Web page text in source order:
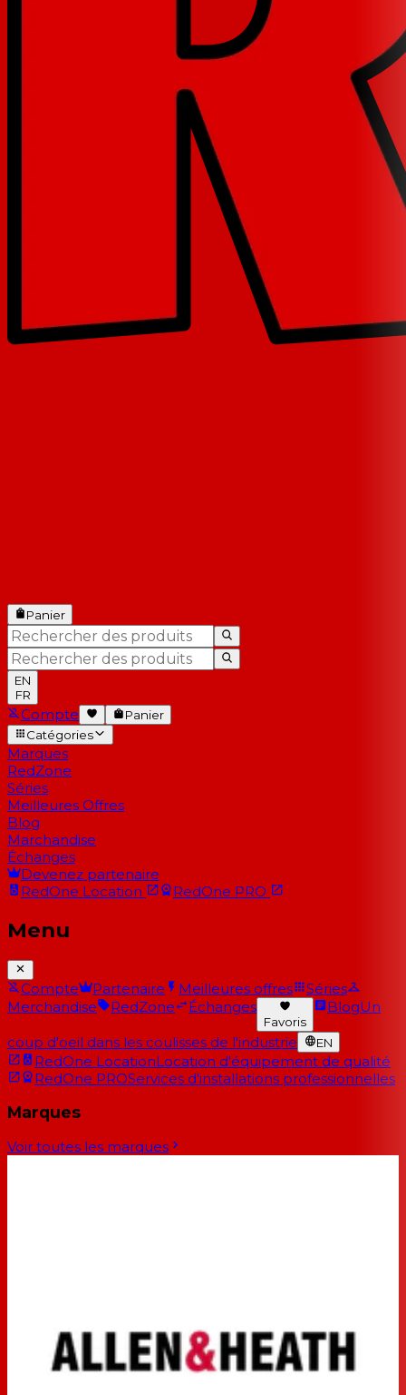
Panier
EN
FR
Compte
Panier
Catégories
Marques
RedZone
Séries
Meilleures Offres
Blog
Marchandise
Échanges
Devenez partenaire
RedOne Location RedOne PRO
Menu
Compte Partenaire Meilleures offres
Séries
Merchandise
RedZone Échanges
Favoris
BlogUn
coup d'oeil dans les coulisses de l'industrie EN
RedOne LocationLocation d'équipement de qualité
RedOne PROServices d'installations professionnelles
Marques
Voir toutes les marques